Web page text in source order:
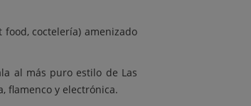
coctelería) amenizado
al más puro estilo de Las
flamenco y electrónica.